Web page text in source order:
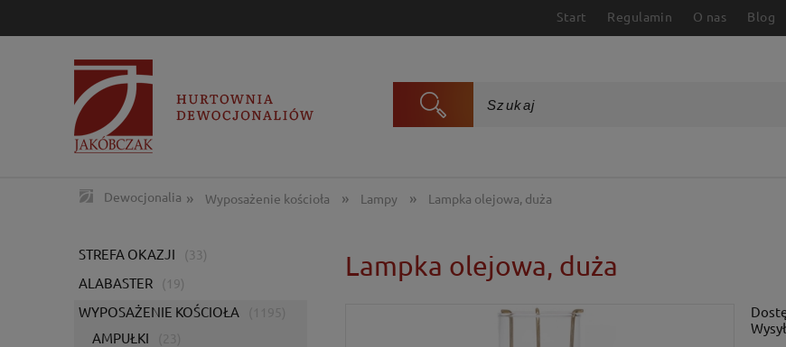
Start Regulamin O nas Blog
Dewocjonalia » Wyposażenie kościoła » Lampy » Lampka olejowa, duża
STREFA OKAZJI (33)
ALABASTER (19)
WYPOSAŻENIE KOŚCIOŁA
AMPUŁKI
Lampka olejowa, duża